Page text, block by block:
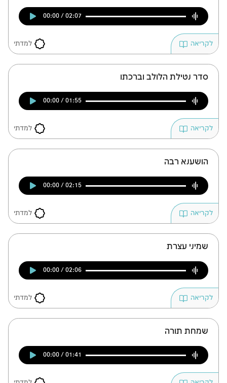
00:00 / 02:07
למדתי לקריאה
סדר נטילת הלולב וברכתו
00:00 / 01:55
למדתי לקריאה
הושענא רבה
00:00 / 02:15
למדתי לקריאה
שמיני עצרת
00:00 / 02:06
למדתי לקריאה
שמחת תורה
00:00 / 01:41